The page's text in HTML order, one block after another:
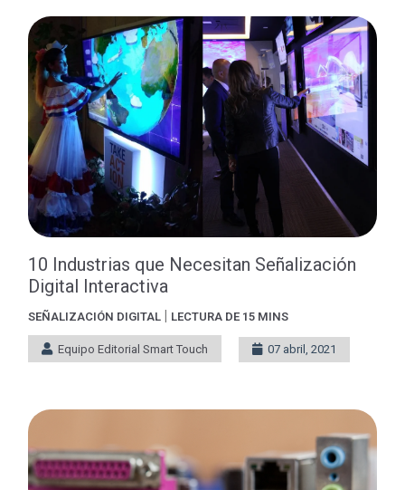
10 Industrias que Necesitan Señalización
Digital Interactiva
SEÑALIZACIÓN DIGITAL | LECTURA DE 15 MINS
Equipo Editorial Smart Touch 07 abril, 2021